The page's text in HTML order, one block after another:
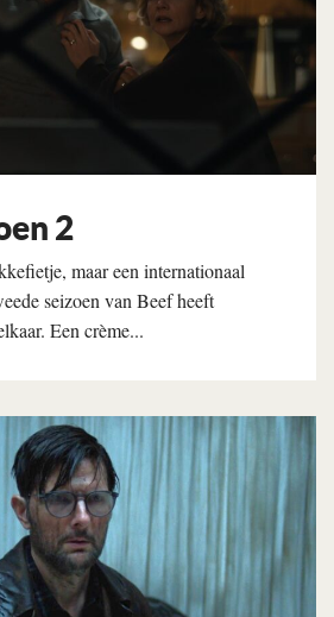
2
maar een internationaal
seizoen van Beef heeft
Een crème...